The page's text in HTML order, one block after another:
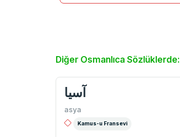
Diğer Osmanlıca Sözlüklerde:
آسيا
asya
Kamus-u Fransevi